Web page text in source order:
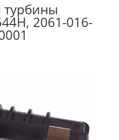
турбины
2061-016-